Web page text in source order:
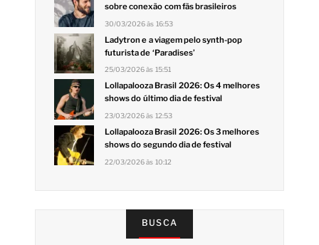
sobre conexão com fãs brasileiros
30/03/2026 às 16:53
Ladytron e a viagem pelo synth-pop
futurista de ‘Paradises’
25/03/2026 às 15:51
Lollapalooza Brasil 2026: Os 4 melhores
shows do último dia de festival
23/03/2026 às 12:53
Lollapalooza Brasil 2026: Os 3 melhores
shows do segundo dia de festival
22/03/2026 às 10:12
BUSCA